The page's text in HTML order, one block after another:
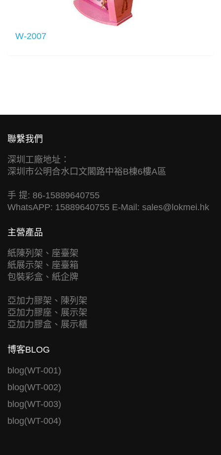
W-2007
聯繫我們
深圳工廠地址：
深圳市公明合水口文閣路中裕B棟6樓A區
手 提: 86-15889640755
WhatsAPP: 15889640755 E-Mail: sales@lokmei.hk
主營產品
紙陳列架、座臺架
紙展示架、座臺箱
包裝彩盒、紙企牌
亞加力膠架、陳列架
亞加力膠座、展示架
亞加力膠盒、展示櫃
博客BLOG
blog(WT-001)
blog(WT-002)
blog(WT-003)
blog(WT-004)